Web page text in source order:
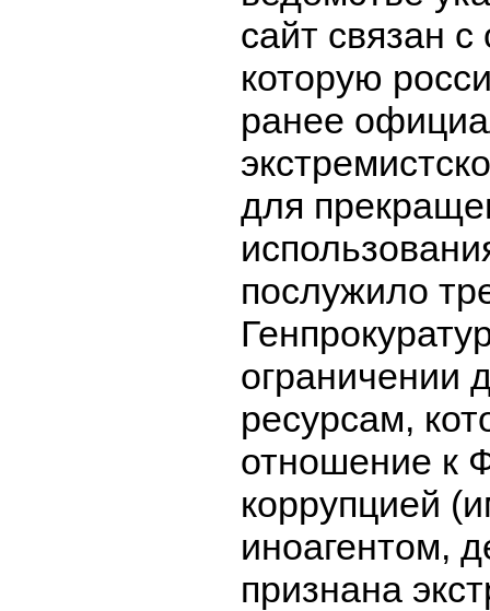
сайт связан с
которую
ранее
для
послужило
ограничении
ресурсам,
отношение к
коррупцией
иноагентом,
признана